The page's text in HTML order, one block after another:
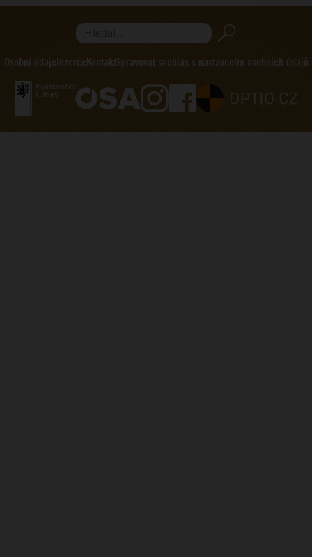
Hledat...
Osobní údaje Inzerce KontaktSpravovat souhlas s nastavením osobních údajů